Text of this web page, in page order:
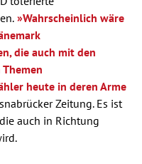
»Wahrscheinlich wäre
die auch mit den
heute in deren Arme
Zeitung. Es ist
auch in Richtung